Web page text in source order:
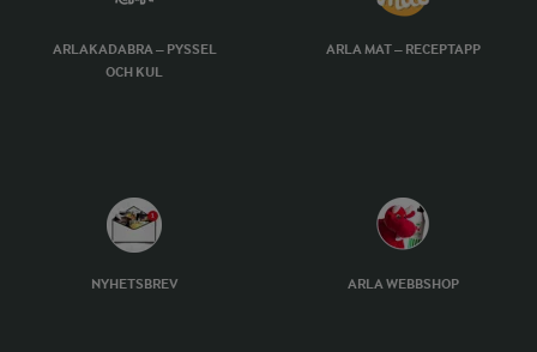
ARLAKADABRA – PYSSEL
OCH KUL
ARLA MAT – RECEPTAPP
NYHETSBREV ARLA WEBBSHOP